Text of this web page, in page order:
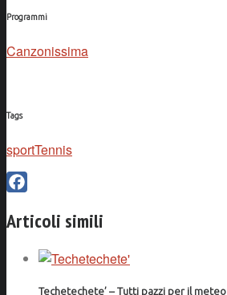
Programmi
Canzonissima
Tags
sportTennis
Articoli simili
Techetechete’ – Tutti pazzi per il meteo